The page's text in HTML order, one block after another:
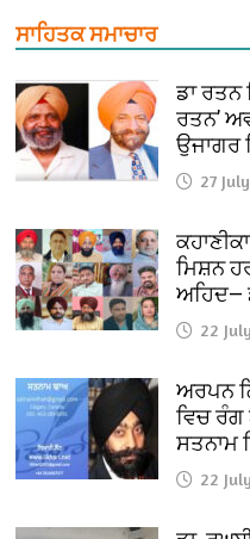
ਸਾਹਿਤਕ ਸਮਾਚਾਰ
ਡਾ ਰਤਨ
ਰਤਨ’
ਉਜਾਗਰ
27
ਮਿਸ਼ਨ
ਅਹਿਦ—
22
ਅਰਪਨ
ਵਿਚ ਰੰਗ
ਸਤਨਾਮ
22